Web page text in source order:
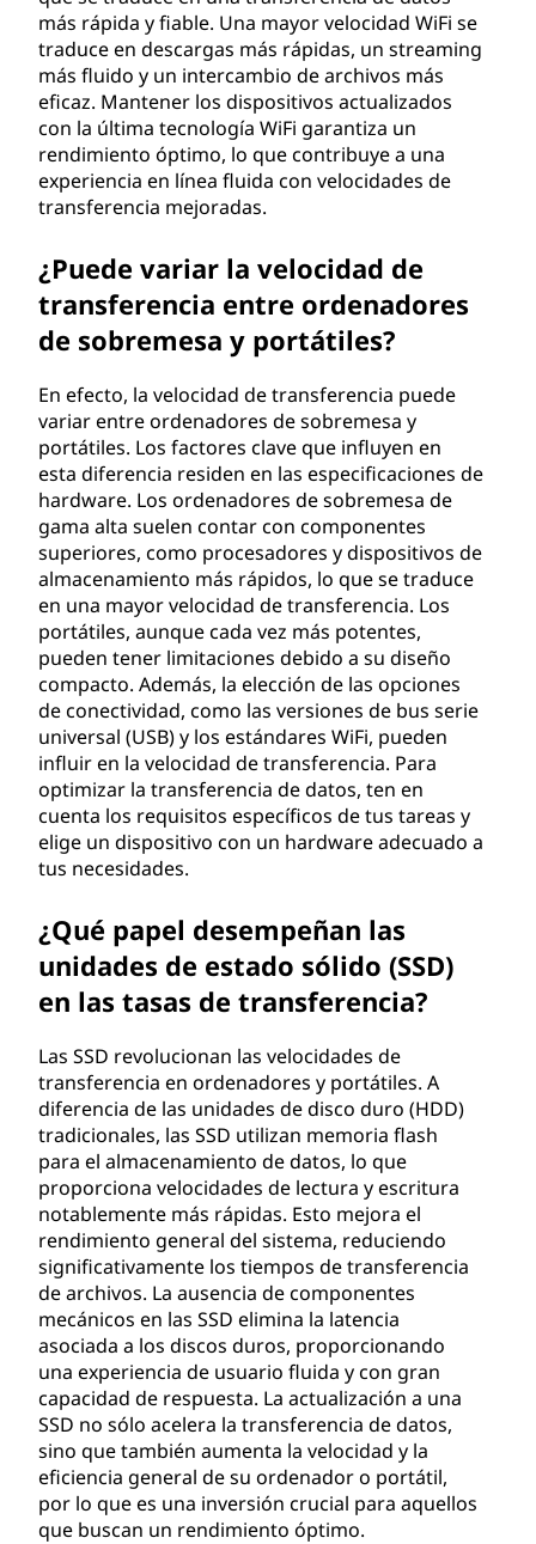
más rápida y fiable. Una mayor velocidad WiFi se
traduce en descargas más rápidas, un streaming
más fluido y un intercambio de archivos más
eficaz. Mantener los dispositivos actualizados
con la última tecnología WiFi garantiza un
rendimiento óptimo, lo que contribuye a una
experiencia en línea fluida con velocidades de
transferencia mejoradas.
¿Puede variar la velocidad de
transferencia entre ordenadores
de sobremesa y portátiles?
En efecto, la velocidad de transferencia puede
variar entre ordenadores de sobremesa y
portátiles. Los factores clave que influyen en
esta diferencia residen en las especificaciones de
hardware. Los ordenadores de sobremesa de
gama alta suelen contar con componentes
superiores, como procesadores y dispositivos de
almacenamiento más rápidos, lo que se traduce
en una mayor velocidad de transferencia. Los
portátiles, aunque cada vez más potentes,
pueden tener limitaciones debido a su diseño
compacto. Además, la elección de las opciones
de conectividad, como las versiones de bus serie
universal (USB) y los estándares WiFi, pueden
influir en la velocidad de transferencia. Para
optimizar la transferencia de datos, ten en
cuenta los requisitos específicos de tus tareas y
elige un dispositivo con un hardware adecuado a
tus necesidades.
¿Qué papel desempeñan las
unidades de estado sólido (SSD)
en las tasas de transferencia?
Las SSD revolucionan las velocidades de
transferencia en ordenadores y portátiles. A
diferencia de las unidades de disco duro (HDD)
tradicionales, las SSD utilizan memoria flash
para el almacenamiento de datos, lo que
proporciona velocidades de lectura y escritura
notablemente más rápidas. Esto mejora el
rendimiento general del sistema, reduciendo
significativamente los tiempos de transferencia
de archivos. La ausencia de componentes
mecánicos en las SSD elimina la latencia
asociada a los discos duros, proporcionando
una experiencia de usuario fluida y con gran
capacidad de respuesta. La actualización a una
SSD no sólo acelera la transferencia de datos,
sino que también aumenta la velocidad y la
eficiencia general de su ordenador o portátil,
por lo que es una inversión crucial para aquellos
que buscan un rendimiento óptimo.